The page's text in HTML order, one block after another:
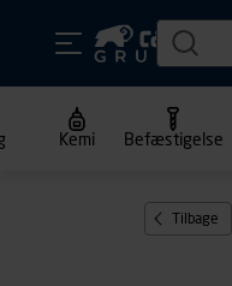
Kemi Befæstigelse
Tilbage